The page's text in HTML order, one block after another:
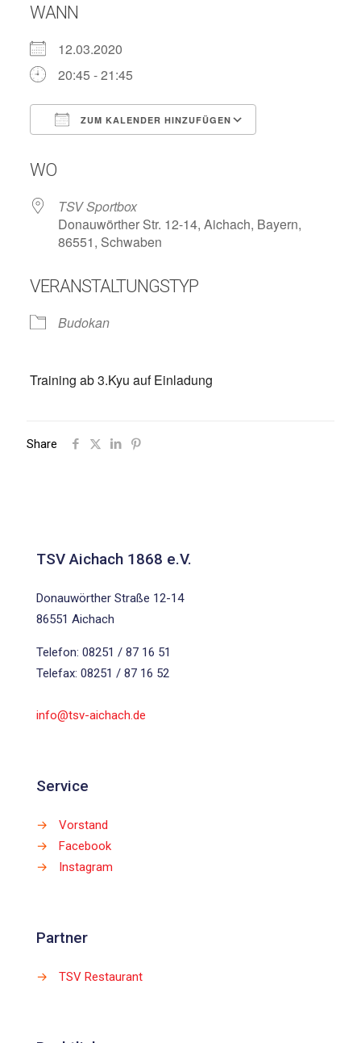
WANN
12.03.2020
20:45 - 21:45
ZUM KALENDER HINZUFÜGEN
WO
TSV Sportbox
Donauwörther Str. 12-14, Aichach, Bayern,
86551, Schwaben
VERANSTALTUNGSTYP
Budokan
Training ab 3.Kyu auf Einladung
Share
TSV Aichach 1868 e.V.
Donauwörther Straße 12-14
86551 Aichach
Telefon: 08251 / 87 16 51
Telefax: 08251 / 87 16 52
info@tsv-aichach.de
Service
→
Vorstand
→
Facebook
→
Instagram
Partner
→ TSV Restaurant